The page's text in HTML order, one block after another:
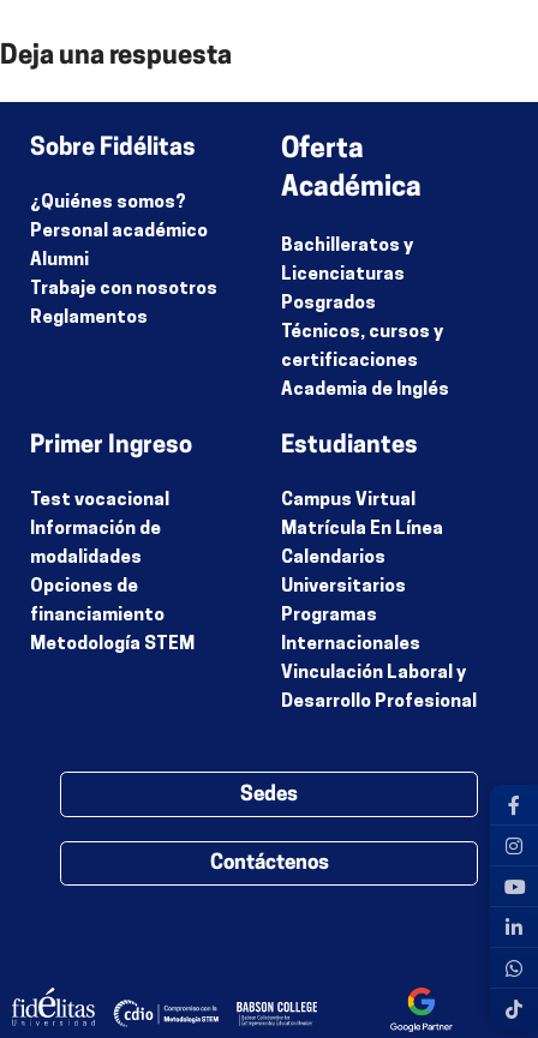
Deja una respuesta
Sobre Fidélitas
¿Quiénes somos?
Personal académico
Alumni
Trabaje con nosotros
Reglamentos
Oferta
Académica
Bachilleratos y
Licenciaturas
Posgrados
Técnicos, cursos y
certificaciones
Academia de Inglés
Primer Ingreso
Test vocacional
Información de
modalidades
Opciones de
financiamiento
Metodología STEM
Estudiantes
Campus Virtual
Matrícula En Línea
Calendarios
Universitarios
Programas
Internacionales
Vinculación Laboral y
Desarrollo Profesional
Sedes
Contáctenos